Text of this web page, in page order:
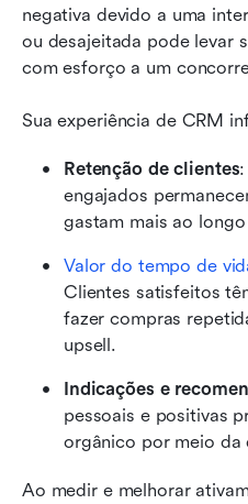
negativa devido a uma
ou desajeitada pode levar
com esforço a um
Sua experiência de CRM
Retenção de clientes
engajados
gastam mais ao
Valor do tempo de
Clientes satisfeitos
fazer compras
upsell.
Indicações e
pessoais e positivas
orgânico por meio da
Ao medir e melhorar